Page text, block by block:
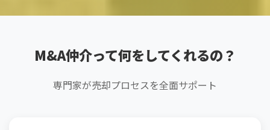
M&A仲介って何をしてくれるの？
専門家が売却プロセスを全面サポート